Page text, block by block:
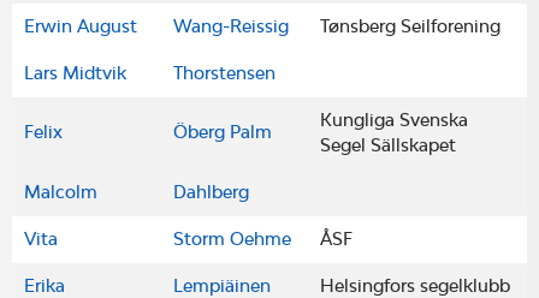
Erwin August Wang-Reissig Tønsberg Seilforening
Lars Midtvik Thorstensen
Felix Öberg Palm
Kungliga Svenska
Segel Sällskapet
Malcolm Dahlberg
Vita Storm Oehme ÅSF
Erika Lempiäinen Helsingfors segelklubb